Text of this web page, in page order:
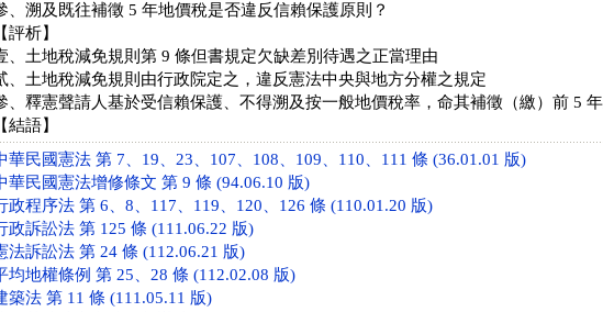
、溯及既往補徵 5 年地價稅是否違反信賴保護原則？
【評析】
、土地稅減免規則第 9 條但書規定欠缺差別待遇之正當理由
、土地稅減免規則由行政院定之，違反憲法中央與地方分權之規定
、釋憲聲請人基於受信賴保護、不得溯及按一般地價稅率，命其補徵（繳）前 5
【結語】
華民國憲法 第 7、19、23、107、108、109、110、111 條 (36.01.01 版)
華民國憲法增修條文 第 9 條 (94.06.10 版)
政程序法 第 6、8、117、119、120、126 條 (110.01.20 版)
政訴訟法 第 125 條 (111.06.22 版)
法訴訟法 第 24 條 (112.06.21 版)
均地權條例 第 25、28 條 (112.02.08 版)
築法 第 11 條 (111.05.11 版)